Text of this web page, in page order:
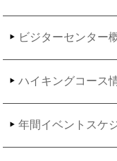
ビジターセンター
ハイキングコース
年間イベントスケ